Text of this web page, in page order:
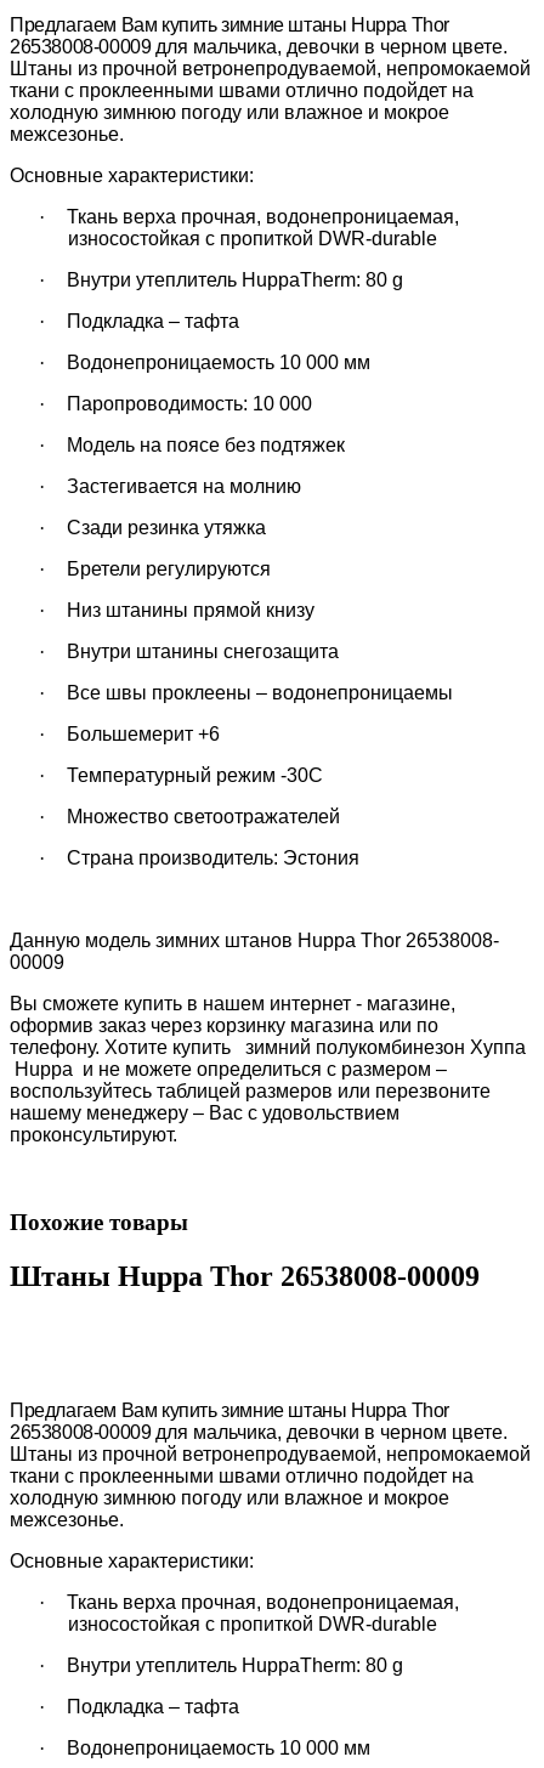
Предлагаем Вам купить зимние штаны Huppa Thor
26538008-00009 для мальчика, девочки в черном цвете.
Штаны из прочной ветронепродуваемой, непромокаемой
ткани с проклеенными швами отлично подойдет на
холодную зимнюю погоду или влажное и мокрое
межсезонье.
Основные характеристики:
·
Ткань верха прочная, водонепроницаемая,
износостойкая с пропиткой DWR-durable
·
Внутри утеплитель HuppaTherm: 80 g
·
Подкладка – тафта
·
Водонепроницаемость 10 000 мм
·
Паропроводимость: 10 000
·
Модель на поясе без подтяжек
·
Застегивается на молнию
·
Сзади резинка утяжка
·
Бретели регулируются
·
Низ штанины прямой книзу
·
Внутри штанины снегозащита
·
Все швы проклеены – водонепроницаемы
·
Большемерит +6
·
Температурный режим -30С
·
Множество светоотражателей
·
Страна производитель: Эстония
Данную модель зимних штанов Huppa Thor 26538008-
00009
Вы сможете купить в нашем интернет - магазине,
оформив заказ через корзинку магазина или по
телефону. Хотите купить зимний полукомбинезон Хуппа
Huppa и не можете определиться с размером –
воспользуйтесь таблицей размеров или перезвоните
нашему менеджеру – Вас с удовольствием
проконсультируют.
Похожие товары
Штаны Huppa Thor 26538008-00009
Предлагаем Вам купить зимние штаны Huppa Thor
26538008-00009 для мальчика, девочки в черном цвете.
Штаны из прочной ветронепродуваемой, непромокаемой
ткани с проклеенными швами отлично подойдет на
холодную зимнюю погоду или влажное и мокрое
межсезонье.
Основные характеристики:
·
Ткань верха прочная, водонепроницаемая,
износостойкая с пропиткой DWR-durable
·
Внутри утеплитель HuppaTherm: 80 g
·
Подкладка – тафта
·
Водонепроницаемость 10 000 мм